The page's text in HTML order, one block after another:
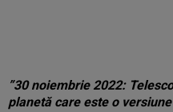
”30 noiembrie 2022:
planetă care este o